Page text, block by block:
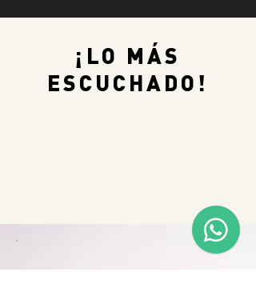
¡LO MÁS
ESCUCHADO!